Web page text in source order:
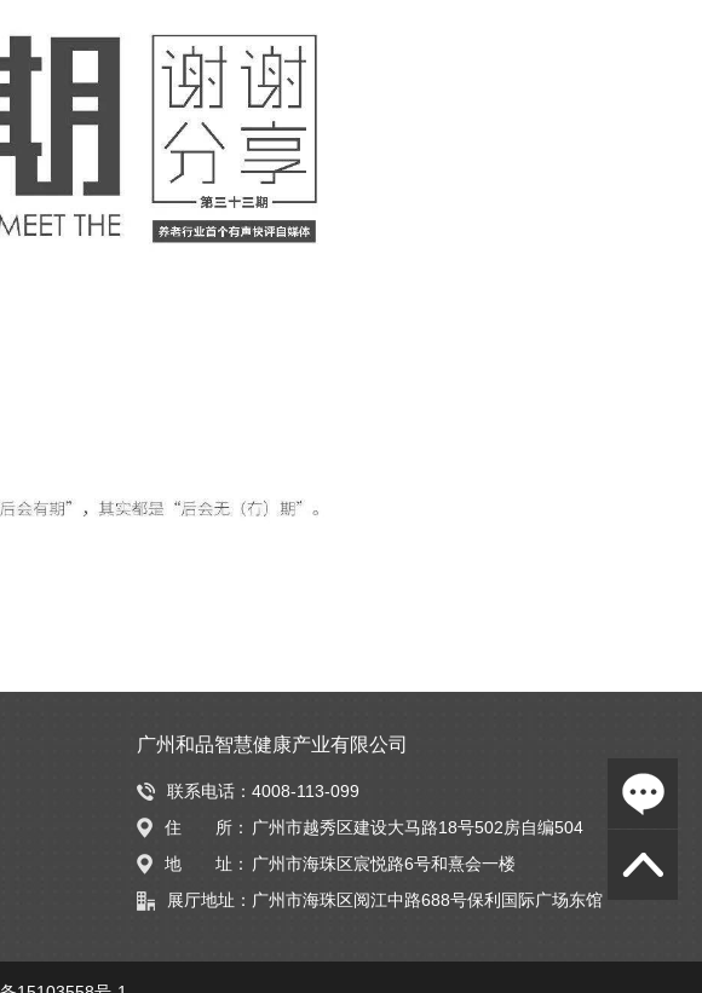
广州和品智慧健康产业有限公司
联系电话： 4008-113-099
住 所： 广州市越秀区建设大马路18号502房自编504
地 址： 广州市海珠区宸悦路6号和熹会一楼
展厅地址： 广州市海珠区阅江中路688号保利国际广场东馆